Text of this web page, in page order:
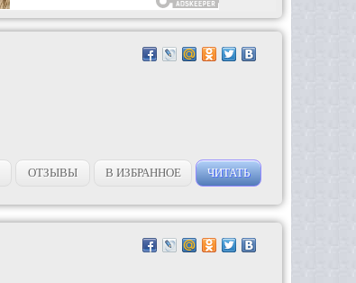
ОТЗЫВЫ В ИЗБРАННОЕ ЧИТАТЬ